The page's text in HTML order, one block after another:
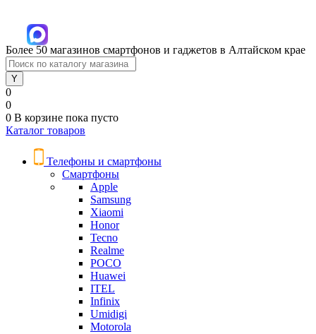
Более 50 магазинов смартфонов и гаджетов в Алтайском крае
0
0
0 В корзине пока пусто
Каталог товаров
Телефоны и смартфоны
Смартфоны
Apple
Samsung
Xiaomi
Honor
Tecno
Realme
POCO
Huawei
ITEL
Infinix
Umidigi
Motorola